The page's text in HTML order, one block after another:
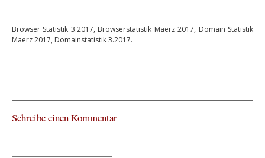
Browser Statistik 3.2017, Browserstatistik Maerz 2017, Domain Statistik
Maerz 2017, Domainstatistik 3.2017.
Schreibe einen Kommentar